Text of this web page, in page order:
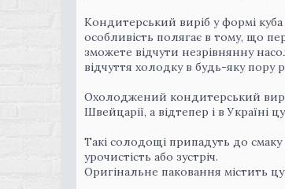
Кондитерський виріб у формі
особливість полягає в тому, що
зможете відчути незрівнянну
відчуття холодку в будь-яку пору
Охолоджений кондитерський
Швейцарії, а відтепер і в Україні
Такі солодощі припадуть до
урочистість або зустріч.
Оригінальне паковання містить